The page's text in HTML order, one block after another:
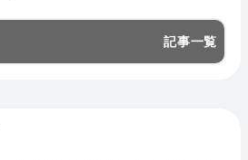
記事一覧